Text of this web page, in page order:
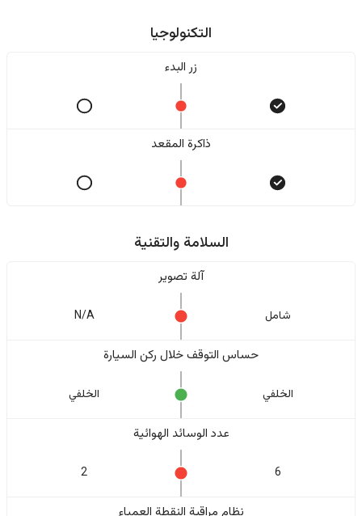
التكنولوجيا
زر البدء
ذاكرة المقعد
السلامة والتقنية
آلة تصوير
شامل N/A
حساس التوقف خلال ركن السيارة
الخلفي الخلفي
عدد الوسائد الهوائية
6
2